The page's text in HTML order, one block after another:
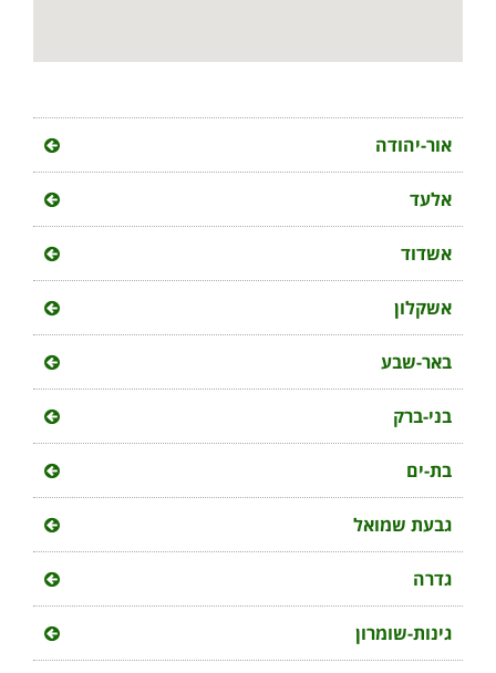
אור-יהודה
אלעד
אשדוד
אשקלון
באר-שבע
בני-ברק
בת-ים
גבעת שמואל
גדרה
גינות-שומרון